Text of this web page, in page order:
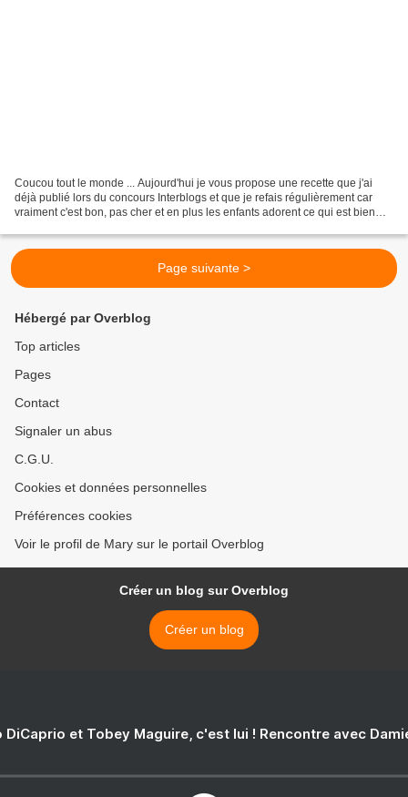
Coucou tout le monde ... Aujourd'hui je vous propose une recette que j'ai
déjà publié lors du concours Interblogs et que je refais régulièrement car
vraiment c'est bon, pas cher et en plus les enfants adorent ce qui est bien
Page suivante >
Hébergé par Overblog
Top articles
Pages
Contact
Signaler un abus
C.G.U.
Cookies et données personnelles
Préférences cookies
Voir le profil de Mary sur le portail Overblog
Créer un blog sur Overblog
Créer un blog
DiCaprio et Tobey Maguire, c'est lui ! Rencontre avec